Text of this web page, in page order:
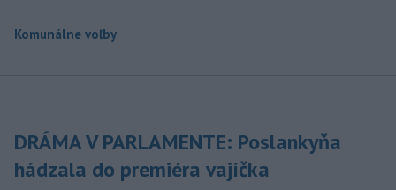
Komunálne voľby
DRÁMA V PARLAMENTE: Poslankyňa
hádzala do premiéra vajíčka